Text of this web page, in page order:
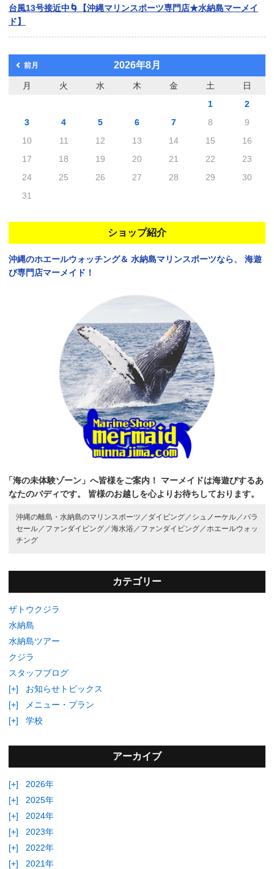
台風13号接近中🌀【沖縄マリンスポーツ専門店★水納島マーメイ
ド】
前月 2026年8月
月 火 水 木 金 土
日
1
2
3
4 5 6 7 8
9
10
11 12 13 14 15
16
17
18 19 20 21 22
23
24
25 26 27 28 29
30
31
ショップ紹介
沖縄のホエールウォッチング＆ 水納島マリンスポーツなら、
海遊
び専門店マーメイド！
「海の未体験ゾーン」へ皆様をご案内！
マーメイドは海遊びするあ
なたのバディです。
皆様のお越しを心よりお待ちしております。
沖縄の離島・水納島のマリンスポーツ／ ダイビング／ シュノーケル／パラ
セール／ ファンダイビング／海水浴／ ファンダイビング／ホエールウォッ
チング
カテゴリー
ザトウクジラ
水納島
水納島ツアー
クジラ
スタッフブログ
[+]
お知らせトピックス
[+]
メニュー・プラン
[+]
学校
アーカイブ
[+]
2026年
[+]
2025年
[+]
2024年
[+]
2023年
[+]
2022年
[+]
2021年